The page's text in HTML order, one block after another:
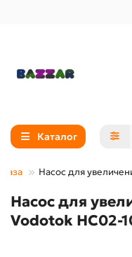
Каталог
Насос для
Насос для
Vodotok HC02-